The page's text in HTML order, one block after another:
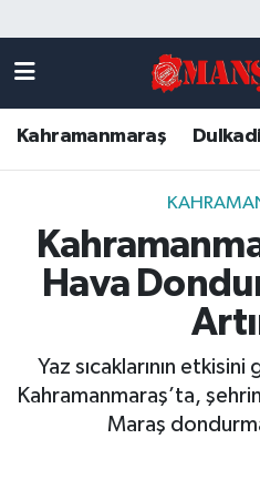
Kahramanmaraş
Hava
Yaz sıcaklarının
Kahramanmaraş’ta,
Maraş
DULKADİROĞLU
KAHRAMANMARAŞ
ONİKİŞUBAT
Künye
Kahramanmaraş
Kahramanmaraş Hava
Kahramanmaraş
Süper Lig Puan
Son Dakika Haberleri
Haber Arşivi